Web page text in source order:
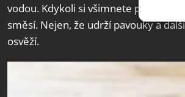
vodou. Kdykoli si všimnete pavučiny
směsí. Nejen, že udrží pavouky a
osvěží.